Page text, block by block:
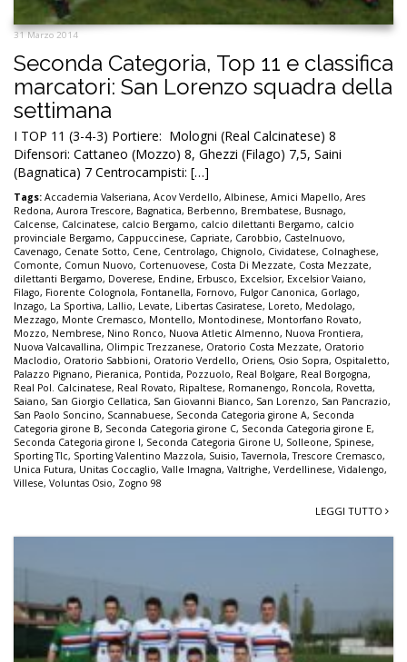
31 Marzo 2014
Seconda Categoria, Top 11 e classifica
marcatori: San Lorenzo squadra della
settimana
I TOP 11 (3-4-3) Portiere: Mologni (Real Calcinatese) 8
Difensori: Cattaneo (Mozzo) 8, Ghezzi (Filago) 7,5, Saini
(Bagnatica) 7 Centrocampisti: […]
Tags: Accademia Valseriana, Acov Verdello, Albinese, Amici Mapello, Ares
Redona, Aurora Trescore, Bagnatica, Berbenno, Brembatese, Busnago,
Calcense, Calcinatese, calcio Bergamo, calcio dilettanti Bergamo, calcio
provinciale Bergamo, Cappuccinese, Capriate, Carobbio, Castelnuovo,
Cavenago, Cenate Sotto, Cene, Centrolago, Chignolo, Cividatese, Colnaghese,
Comonte, Comun Nuovo, Cortenuovese, Costa Di Mezzate, Costa Mezzate,
dilettanti Bergamo, Doverese, Endine, Erbusco, Excelsior, Excelsior Vaiano,
Filago, Fiorente Colognola, Fontanella, Fornovo, Fulgor Canonica, Gorlago,
Inzago, La Sportiva, Lallio, Levate, Libertas Casiratese, Loreto, Medolago,
Mezzago, Monte Cremasco, Montello, Montodinese, Montorfano Rovato,
Mozzo, Nembrese, Nino Ronco, Nuova Atletic Almenno, Nuova Frontiera,
Nuova Valcavallina, Olimpic Trezzanese, Oratorio Costa Mezzate, Oratorio
Maclodio, Oratorio Sabbioni, Oratorio Verdello, Oriens, Osio Sopra, Ospitaletto,
Palazzo Pignano, Pieranica, Pontida, Pozzuolo, Real Bolgare, Real Borgogna,
Real Pol. Calcinatese, Real Rovato, Ripaltese, Romanengo, Roncola, Rovetta,
Saiano, San Giorgio Cellatica, San Giovanni Bianco, San Lorenzo, San Pancrazio,
San Paolo Soncino, Scannabuese, Seconda Categoria girone A, Seconda
Categoria girone B, Seconda Categoria girone C, Seconda Categoria girone E,
Seconda Categoria girone I, Seconda Categoria Girone U, Solleone, Spinese,
Sporting Tlc, Sporting Valentino Mazzola, Suisio,Tavernola,Trescore Cremasco,
Unica Futura, Unitas Coccaglio, Valle Imagna, Valtrighe, Verdellinese, Vidalengo,
Villese, Voluntas Osio, Zogno 98
LEGGI TUTTO